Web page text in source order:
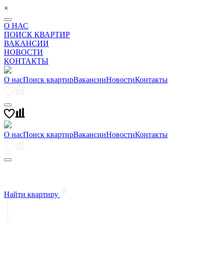
×
О НАС
ПОИСК КВАРТИР
ВАКАНСИИ
НОВОСТИ
КОНТАКТЫ
О насПоиск квартирВакансииНовостиКонтакты
О насПоиск квартирВакансииНовостиКонтакты
Найти квартиру